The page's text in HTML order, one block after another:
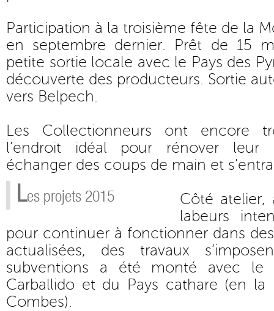
Participation à la troisième fête de la
en septembre dernier. Prêt de 15
petite sortie locale avec le Pays des
découverte des producteurs. Sortie
vers Belpech.
Les Collectionneurs ont encore
l’endroit idéal pour rénover leur
échanger des coups de main et
Les projets 2015
Côté atelier,
labeurs
pour continuer à fonctionner dans
actualisées, des travaux
subventions a été monté avec le
Carballido et du Pays cathare (en la
Combes).